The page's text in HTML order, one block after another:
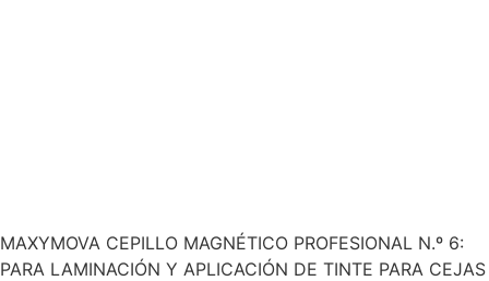
MAXYMOVA CEPILLO MAGNÉTICO PROFESIONAL N.º 6:
PARA LAMINACIÓN Y APLICACIÓN DE TINTE PARA CEJAS